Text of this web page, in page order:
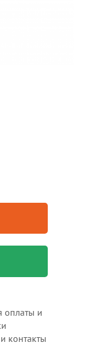
оплаты и
контакты